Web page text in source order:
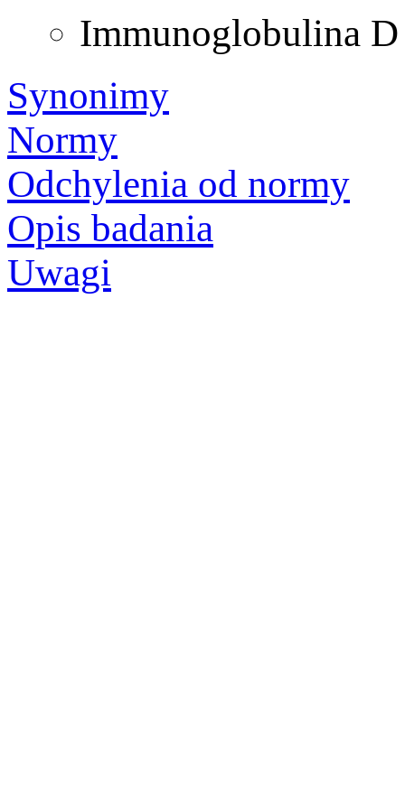
Immunoglobulina D
Synonimy
Normy
Odchylenia od normy
Opis badania
Uwagi